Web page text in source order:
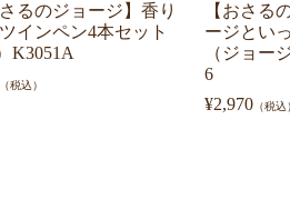
さるのジョージ】香り
インペン4本セット
K3051A
（税込）
【おさる
ージとい
（ジョー
6
¥2,970 （税込